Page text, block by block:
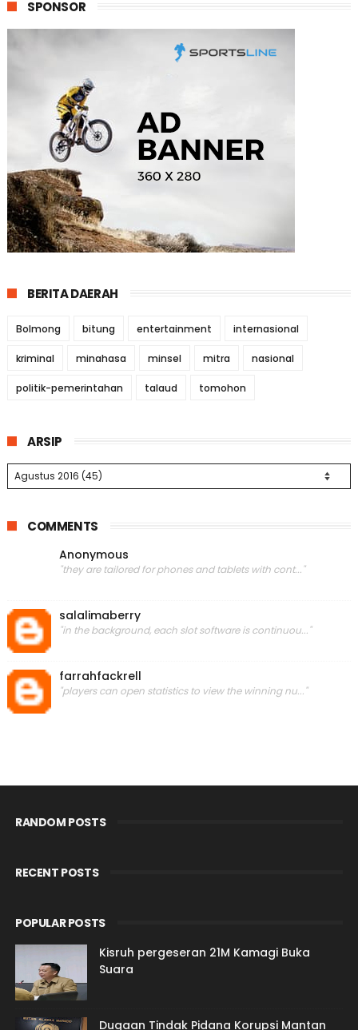
SPONSOR
BERITA DAERAH
Bolmong bitung entertainment internasional
kriminal minahasa minsel mitra nasional
politik-pemerintahan talaud tomohon
ARSIP
COMMENTS
Anonymous
"they are tailored for phones and tablets with cont..."
salalimaberry
"in the background, each slot software is continuou..."
farrahfackrell
"players can open statistics to view the winning nu..."
RANDOM POSTS
RECENT POSTS
POPULAR POSTS
Kisruh pergeseran 21M Kamagi Buka
Suara
Dugaan Tindak Pidana Korupsi Mantan